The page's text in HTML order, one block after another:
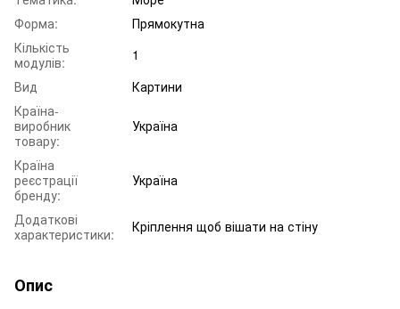
Форма:
Прямокутна
Кількість
модулів:
1
Вид
Картини
Країна-
виробник
товару:
Україна
Країна
реєстрації
бренду:
Україна
Додаткові
характеристики:
Кріплення щоб вішати на стіну
Опис